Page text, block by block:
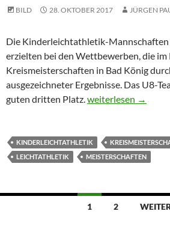
BILD 28. OKTOBER 2017 JÜRGEN
Die Kinderleichtathletik-Mannschaften
erzielten bei den Wettbewerben, die im
Kreismeisterschaften in Bad König
ausgezeichneter Ergebnisse. Das U8-
guten dritten Platz.Gute Platzierungen
weiterlesen →
KINDERLEICHTATHLETIK
LEICHTATHLETIK
MEISTERSCHAFTEN
Beitragsnavigation
1 2